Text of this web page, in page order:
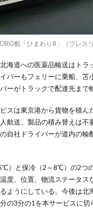
船「ひまわり8」（プレス
海道への医薬品輸送はトラ
バーもフェリーに乗船、苫
ーがトラックで配達先まで
スは東京港から貨物を積ん
航送、製品の積み替えは不
自社ドライバーが道内の輸
）と保冷（2～8℃）の2つ
度、位置、物流ステータス
ようにしている。今後は北
の3分の1を本サービスに切